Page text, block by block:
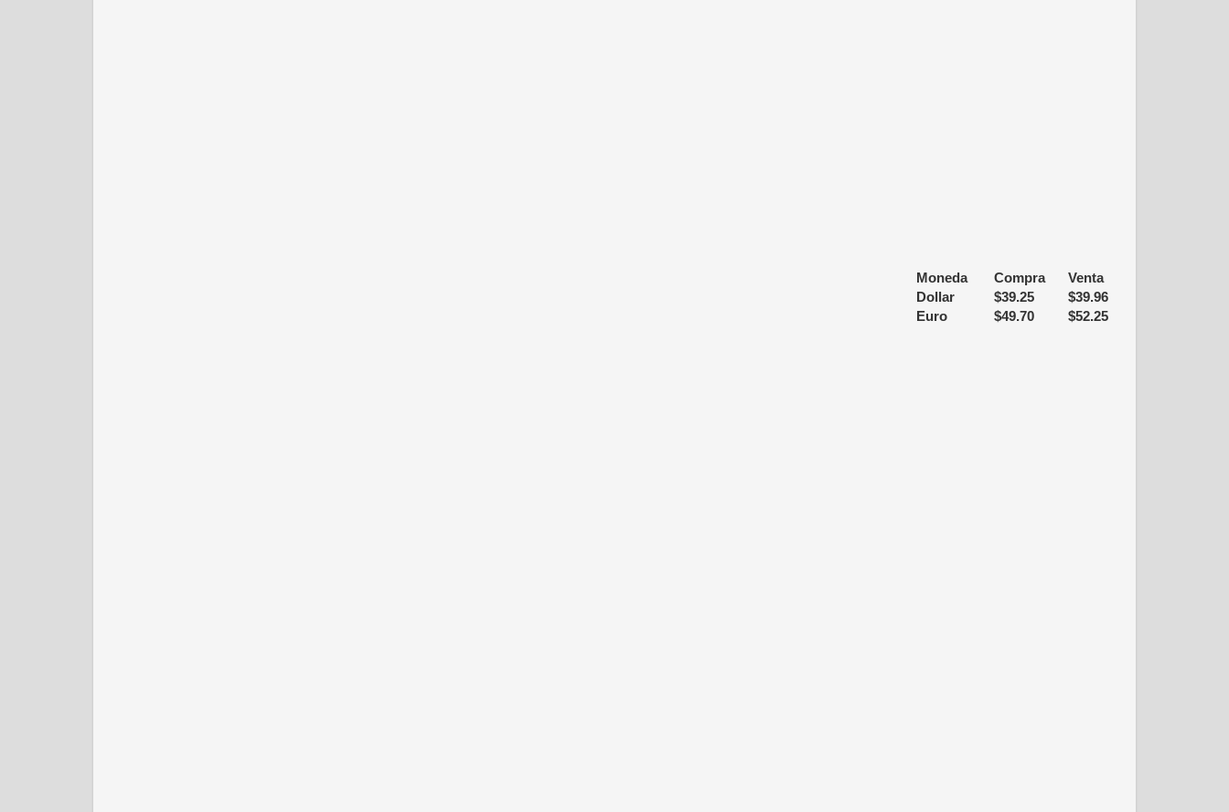
Moneda Compra
Venta
Dollar
$39.25 $39.96
Euro
$49.70 $52.25